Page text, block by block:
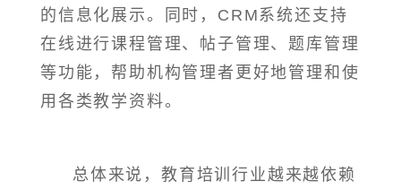
的信息化展示。同时，CRM系统还支持
在线进行课程管理、帖子管理、题库管理
等功能，帮助机构管理者更好地管理和使
用各类教学资料。
总体来说，教育培训行业越来越依赖